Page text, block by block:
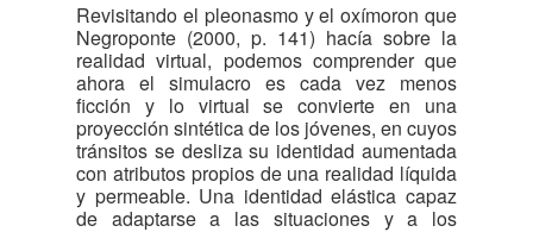
Revisitando el pleonasmo y el oxímoron que
Negroponte (2000, p. 141) hacía sobre la
realidad virtual, podemos comprender que
ahora el simulacro es cada vez menos
ficción y lo virtual se convierte en una
proyección sintética de los jóvenes, en cuyos
tránsitos se desliza su identidad aumentada
con atributos propios de una realidad líquida
y permeable. Una identidad elástica capaz
de adaptarse a las situaciones y a los